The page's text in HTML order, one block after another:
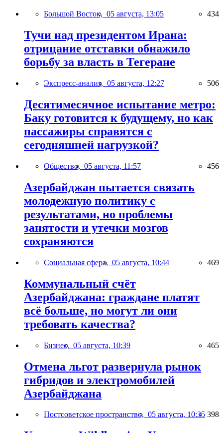
Большой Восток, 05 августа, 13:05 434
Тучи над президентом Ирана:
отрицание отставки обнажило
борьбу за власть в Тегеране
Экспресс-анализ, 05 августа, 12:27 506
Десятимесячное испытание метро:
Баку готовится к будущему, но как
пассажиры справятся с
сегодняшней нагрузкой?
Общество, 05 августа, 11:57 456
Азербайджан пытается связать
молодежную политику с
результатами, но проблемы
занятости и утечки мозгов
сохраняются
Социальная сфера, 05 августа, 10:44 469
Коммунальный счёт
Азербайджана: граждане платят
всё больше, но могут ли они
требовать качества?
Бизнес, 05 августа, 10:39 465
Отмена льгот развернула рынок
гибридов и электромобилей
Азербайджана
Постсоветское пространство, 05 августа, 10:35 398